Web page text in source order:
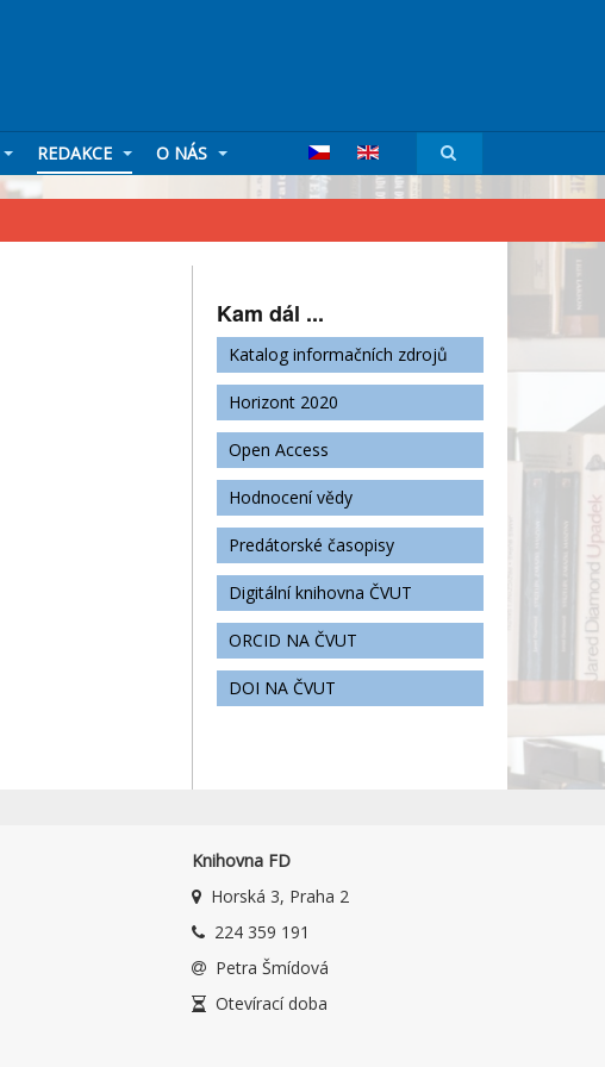
REDAKCE O NÁS
Kam dál ...
Katalog informačních zdrojů
Horizont 2020
Open Access
Hodnocení vědy
Predátorské časopisy
Digitální knihovna ČVUT
ORCID NA ČVUT
DOI NA ČVUT
Knihovna FD
Horská 3, Praha 2
224 359 191
Petra Šmídová
Otevírací doba